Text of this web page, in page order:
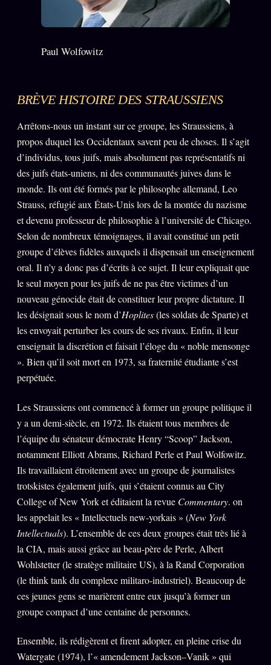
Paul Wolfowitz
BRÈVE HISTOIRE DES STRAUSSIENS
Arrêtons-nous un instant sur ce groupe, les Straussiens, à
propos duquel les Occidentaux savent peu de choses. Il s’agit
d’individus, tous juifs, mais absolument pas représentatifs ni
des juifs états-uniens, ni des communautés juives dans le
monde. Ils ont été formés par le philosophe allemand, Leo
Strauss, réfugié aux États-Unis lors de la montée du nazisme
et devenu professeur de philosophie à l’université de Chicago.
Selon de nombreux témoignages, il avait constitué un petit
groupe d’élèves fidèles auxquels il dispensait un enseignement
oral. Il n’y a donc pas d’écrits à ce sujet. Il leur expliquait que
le seul moyen pour les juifs de ne pas être victimes d’un
nouveau génocide était de constituer leur propre dictature. Il
les désignait sous le nom d’Hoplites(les soldats de Sparte) et
les envoyait perturber les cours de ses rivaux. Enfin, il leur
enseignait la discrétion et faisait l’éloge du « noble mensonge
». Bien qu’il soit mort en 1973, sa fraternité étudiante s’est
perpétuée.
Les Straussiens ont commencé à former un groupe politique il
y a un demi-siècle, en 1972. Ils étaient tous membres de
l’équipe du sénateur démocrate Henry “Scoop” Jackson,
notamment Elliott Abrams, Richard Perle et Paul Wolfowitz.
Ils travaillaient étroitement avec un groupe de journalistes
trotskistes également juifs, qui s’étaient connus au City
College of New York et éditaient la revue Commentary. on
les appelait les « Intellectuels new-yorkais » (New York
Intellectuals). L’ensemble de ces deux groupes était très lié à
la CIA, mais aussi grâce au beau-père de Perle, Albert
Wohlstetter (le stratège militaire US), à la Rand Corporation
(le think tank du complexe militaro-industriel). Beaucoup de
ces jeunes gens se marièrent entre eux jusqu’à former un
groupe compact d’une centaine de personnes.
Ensemble, ils rédigèrent et firent adopter, en pleine crise du
Watergate (1974), l’« amendement Jackson–Vanik » qui